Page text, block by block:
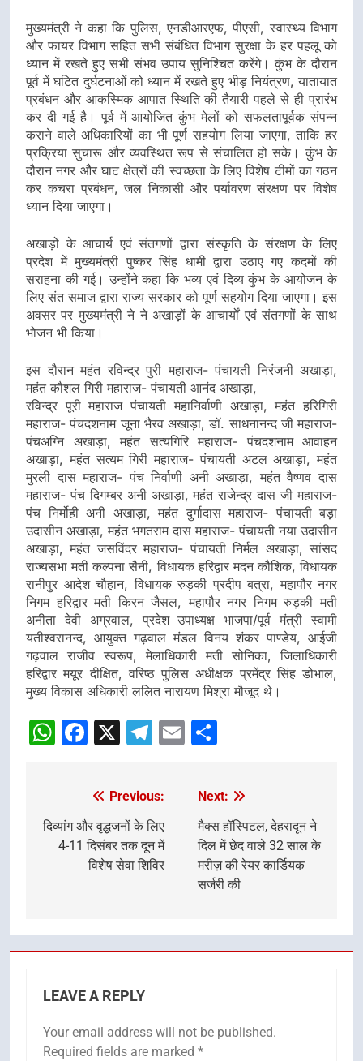
मुख्यमंत्री ने कहा कि पुलिस, एनडीआरएफ, पीएसी, स्वास्थ्य विभाग
और फायर विभाग सहित सभी संबंधित विभाग सुरक्षा के हर पहलू को
ध्यान में रखते हुए सभी संभव उपाय सुनिश्चित करेंगे। कुंभ के दौरान
पूर्व में घटित दुर्घटनाओं को ध्यान में रखते हुए भीड़ नियंत्रण, यातायात
प्रबंधन और आकस्मिक आपात स्थिति की तैयारी पहले से ही प्रारंभ
कर दी गई है। पूर्व में आयोजित कुंभ मेलों को सफलतापूर्वक संपन्न
कराने वाले अधिकारियों का भी पूर्ण सहयोग लिया जाएगा, ताकि हर
प्रक्रिया सुचारू और व्यवस्थित रूप से संचालित हो सके। कुंभ के
दौरान नगर और घाट क्षेत्रों की स्वच्छता के लिए विशेष टीमों का गठन
कर कचरा प्रबंधन, जल निकासी और पर्यावरण संरक्षण पर विशेष
ध्यान दिया जाएगा।
अखाड़ों के आचार्य एवं संतगणों द्वारा संस्कृति के संरक्षण के लिए
प्रदेश में मुख्यमंत्री पुष्कर सिंह धामी द्वारा उठाए गए कदमों की
सराहना की गई। उन्होंने कहा कि भव्य एवं दिव्य कुंभ के आयोजन के
लिए संत समाज द्वारा राज्य सरकार को पूर्ण सहयोग दिया जाएगा। इस
अवसर पर मुख्यमंत्री ने ने अखाड़ों के आचार्यों एवं संतगणों के साथ
भोजन भी किया।
इस दौरान महंत रविन्द्र पुरी महाराज- पंचायती निरंजनी अखाड़ा,
महंत कौशल गिरी महाराज- पंचायती आनंद अखाड़ा,
रविन्द्र पूरी महाराज पंचायती महानिर्वाणी अखाड़ा, महंत हरिगिरी
महाराज- पंचदशनाम जूना भैरव अखाड़ा, डॉ. साधनानन्द जी महाराज-
पंचअग्नि अखाड़ा, महंत सत्यगिरि महाराज- पंचदशनाम आवाहन
अखाड़ा, महंत सत्यम गिरी महाराज- पंचायती अटल अखाड़ा, महंत
मुरली दास महाराज- पंच निर्वाणी अनी अखाड़ा, महंत वैष्णव दास
महाराज- पंच दिगम्बर अनी अखाड़ा, महंत राजेन्द्र दास जी महाराज-
पंच निर्मोही अनी अखाड़ा, महंत दुर्गादास महाराज- पंचायती बड़ा
उदासीन अखाड़ा, महंत भगतराम दास महाराज- पंचायती नया उदासीन
अखाड़ा, महंत जसविंदर महाराज- पंचायती निर्मल अखाड़ा, सांसद
राज्यसभा मती कल्पना सैनी, विधायक हरिद्वार मदन कौशिक, विधायक
रानीपुर आदेश चौहान, विधायक रुड़की प्रदीप बत्रा, महापौर नगर
निगम हरिद्वार मती किरन जैसल, महापौर नगर निगम रुड़की मती
अनीता देवी अग्रवाल, प्रदेश उपाध्यक्ष भाजपा/पूर्व मंत्री स्वामी
यतीश्वरानन्द, आयुक्त गढ़वाल मंडल विनय शंकर पाण्डेय, आईजी
गढ़वाल राजीव स्वरूप, मेलाधिकारी मती सोनिका, जिलाधिकारी
हरिद्वार मयूर दीक्षित, वरिष्ठ पुलिस अधीक्षक प्रमेंद्र सिंह डोभाल,
मुख्य विकास अधिकारी ललित नारायण मिश्रा मौजूद थे।
WhatsApp
Facebook
X Telegram
Email
navigation
Previous:
दिव्यांग और वृद्धजनों के लिए
4-11 दिसंबर तक दून में
विशेष सेवा शिविर
Next:
मैक्स हॉस्पिटल, देहरादून ने
दिल में छेद वाले 32 साल के
मरीज़ की रेयर कार्डियक
सर्जरी की
LEAVE A REPLY
Your email address will not be published.
Required fields are marked *